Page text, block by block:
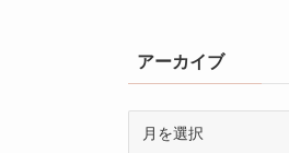
アーカイブ